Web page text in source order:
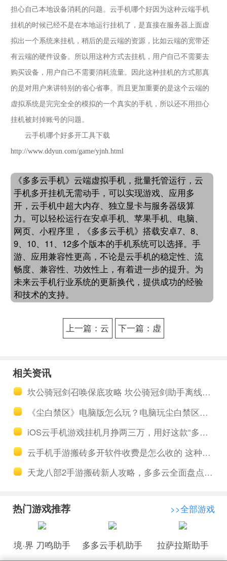
担心自己本地设备消耗的问题。云手机哪个好因为这种云端手机
挂机的时候已经不是在本地运行挂机了，是直接在服务器上面虚
拟出一个系统来挂机，稍后的是云端的资源，比如云端的宽带还
有云端的硬件设备。所以用这种方式去挂机，用户自己不需要去
购买设备，用户自己不需要消耗流量。因此这种挂机的方式那真
的是对用户来讲特别的省心省事。而且更加重要的是这个云端的
虚拟系统是完完全全的模拟的一个真实的手机，所以还不用担心
挂机被封掉账号的问题。
云手机哪个好多开工具下载
http://www.ddyun.com/game/yjnh.html
《多多云手机》云端虚拟手机，批量托管运行，云
手机多开挂机无需动手，可以实现游戏、应用多
开，云手机中超大内存、独立显卡与服务器级算
力。可以轻松运行在安卓手机、苹果手机、电脑、
网页、小程序里，《多多云手机》搭载安卓7、8、
9、10、11、12多个版本的手机系统可以选择。手
游、应用兼容性更高，不论是云手机的稳定性、流
畅度、兼容性、功效性上，有着进一步的提升。为
未来云手机行业系统的更新换代，提供成功的经验
和技术的支持。
上一篇：云
下一篇：虚
好工具
相关资讯
坎公骑冠剑召唤保底攻略 坎公骑冠剑助手离线升级完成
《尘白禁区》电脑版怎么玩？电脑玩尘白禁区手游下载、云手机安装教程
iOS云手机游戏挂机月挣两三万，用好这款“多多云iOS云手机”闷声赚大钱
云手机手游搬砖多开软件收费是怎么收的 这种软件用起来贵吗
天龙八部2手游搬砖新人攻略，多多云全面盘点出金事半功倍
热门游戏推荐 >>全部游戏
境·界 刀鸣助手 多多云手机助手 拉萨拉斯助手